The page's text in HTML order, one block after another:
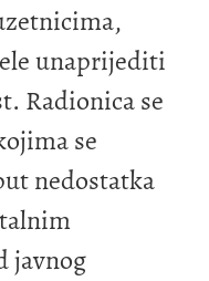
unaprijediti
Radionica se
se
nedostatka
javnog